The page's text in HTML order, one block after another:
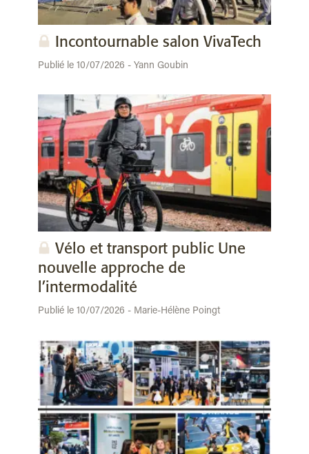
Incontournable salon VivaTech
Publié le 10/07/2026 - Yann Goubin
Vélo et transport public Une
nouvelle approche de
l’intermodalité
Publié le 10/07/2026 - Marie-Hélène Poingt